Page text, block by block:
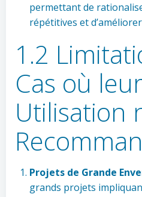
permettant de
répétitives et d’améliorer
1.2
Cas où leur
Utilisation
Projets de Grande
grands projets